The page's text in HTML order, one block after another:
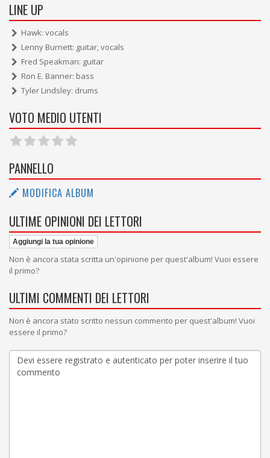
LINE UP
Hawk: vocals
Lenny Burnett: guitar, vocals
Fred Speakman: guitar
Ron E. Banner: bass
Tyler Lindsley: drums
VOTO MEDIO UTENTI
PANNELLO
MODIFICA ALBUM
ULTIME OPINIONI DEI LETTORI
Aggiungi la tua opinione
Non è ancora stata scritta un'opinione per quest'album! Vuoi essere
il primo?
ULTIMI COMMENTI DEI LETTORI
Non è ancora stato scritto nessun commento per quest'album! Vuoi
essere il primo?